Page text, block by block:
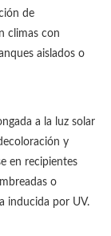
de
climas con
aislados o
a la luz solar
y
en recipientes
o
inducida por UV.